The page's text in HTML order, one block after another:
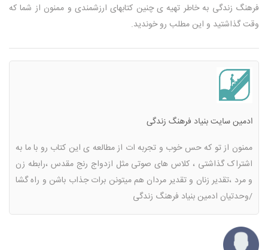
فرهنگ زندگی به خاطر تهیه ی چنین کتابهای ارزشمندی و ممنون از شما که
وقت گذاشتید و این مطلب رو خوندید.
ادمین سایت بنیاد فرهنگ زندگی
ممنون از تو که حس خوب و تجربه ات از مطالعه ی این کتاب رو با ما به
اشتراک گذاشتی ، کلاس های صوتی مثل ازدواج رنج مقدس ،رابطه زن
و مرد ،تقدیر زنان و تقدیر مردان هم میتونن برات جذاب باشن و راه گشا
/وحدتیان ادمین بنیاد فرهنگ زندگی